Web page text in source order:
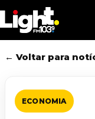
to
main
content
← Voltar para
ECONOMIA